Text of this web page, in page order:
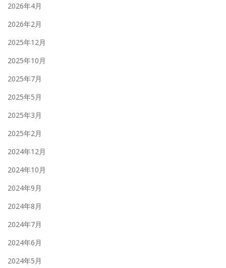
2026年4月
2026年2月
2025年12月
2025年10月
2025年7月
2025年5月
2025年3月
2025年2月
2024年12月
2024年10月
2024年9月
2024年8月
2024年7月
2024年6月
2024年5月